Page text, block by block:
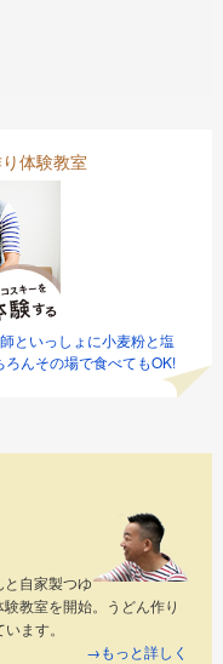
体験教室
といっしょに小麦粉と塩
んその場で食べてもOK!
自家製つゆ
教室を開始。うどん作り
ます。
→もっと詳しく